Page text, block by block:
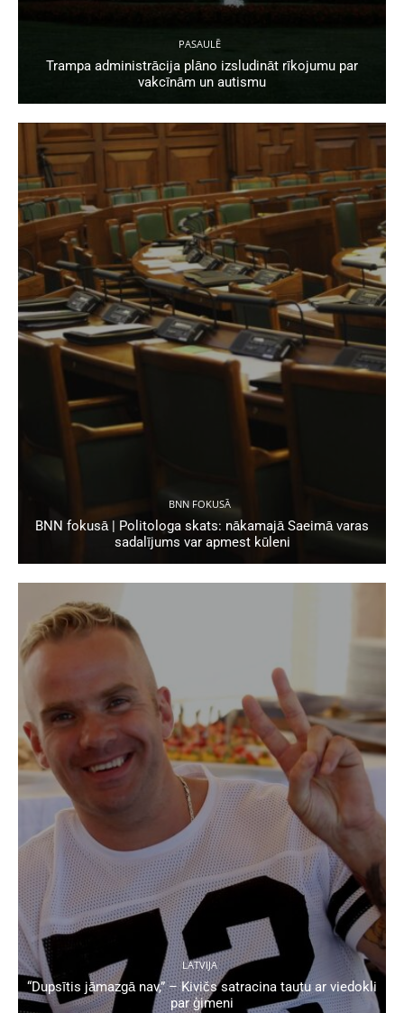
PASAULĒ
Trampa administrācija plāno izsludināt rīkojumu par
vakcīnām un autismu
BNN FOKUSĀ
BNN fokusā | Politologa skats: nākamajā Saeimā varas
sadalījums var apmest kūleni
LATVIJA
“Dupsītis jāmazgā nav,” – Kivičs satracina tautu ar viedokli
par ģimeni